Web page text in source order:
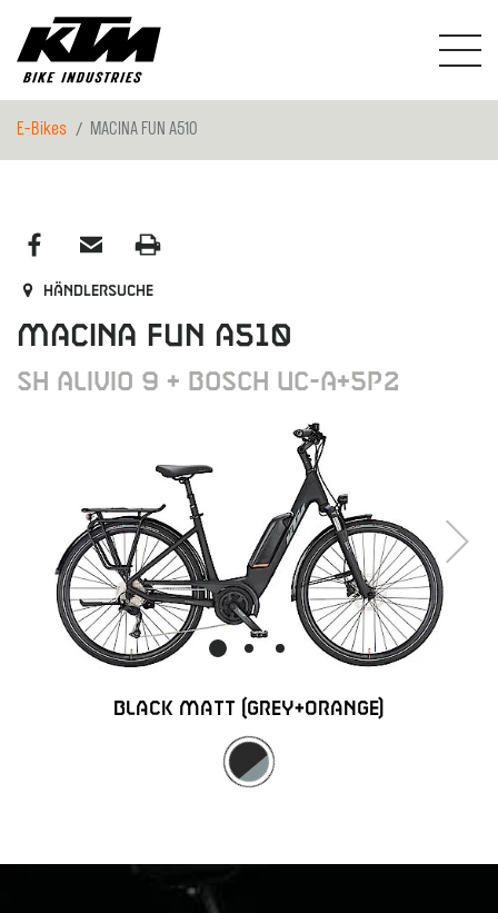
E-Bikes MACINA FUN A510
Händlersuche
MACINA FUN A510
SH ALIVIO 9 + BOSCH UC-A+5P2
Next
BLACK MATT (GREY+ORANGE)